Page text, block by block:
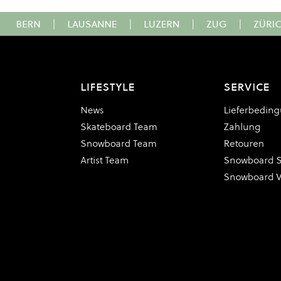
BERN | LAUSANNE | LUZERN | ZUG |
LIFESTYLE
News
Skateboard Team
Snowboard Team
Artist Team
SERVICE
Zahlung
Retouren
Snowboard
Snowboard